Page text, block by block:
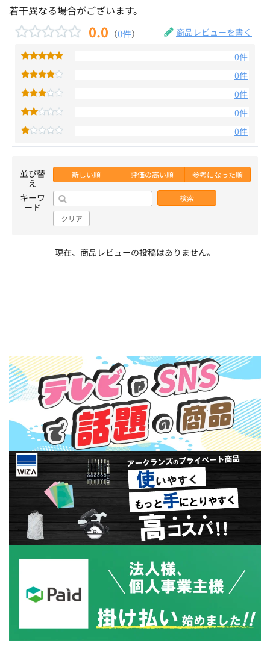
若干異なる場合がございます。
0.0 （0件） 商品レビューを書く
0件
0件
0件
0件
0件
並び替
え
新しい順 評価の高い順 参考になった順
キーワ
ード
検索
クリア
現在、商品レビューの投稿はありません。